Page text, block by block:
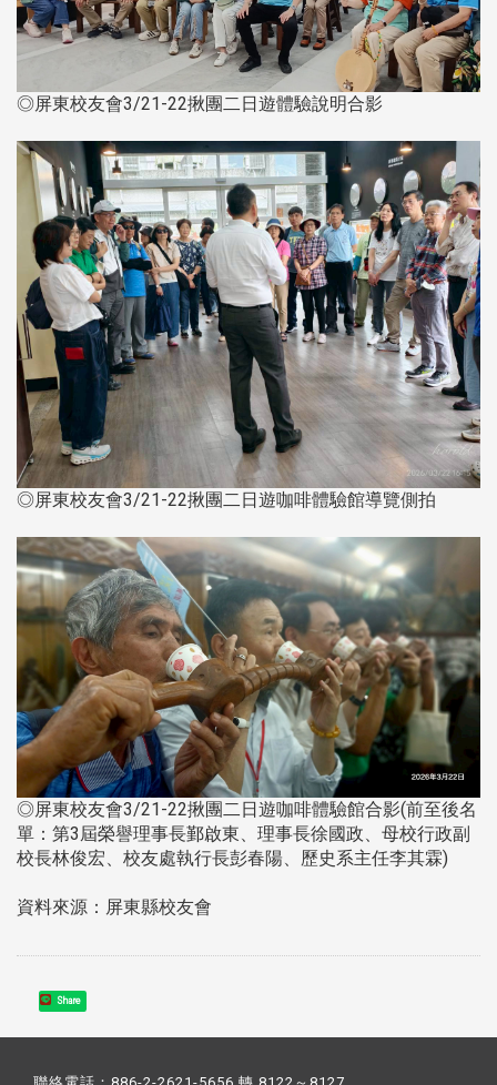
◎屏東校友會3/21-22揪團二日遊體驗說明合影
◎屏東校友會3/21-22揪團二日遊咖啡體驗館導覽側拍
◎屏東校友會3/21-22揪團二日遊咖啡體驗館合影(前至後名
單：第3屆榮譽理事長鄞啟東、理事長徐國政、母校行政副
校長林俊宏、校友處執行長彭春陽、歷史系主任李其霖)
資料來源：屏東縣校友會
Share